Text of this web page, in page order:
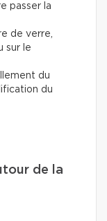
passer la
de verre,
sur le
du
du
de la